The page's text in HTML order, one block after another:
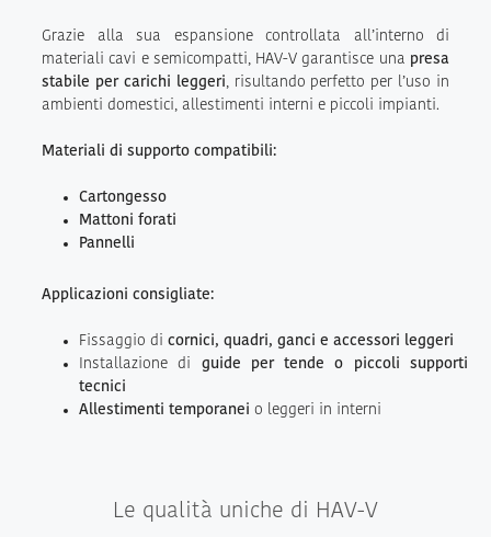
Grazie alla sua espansione controllata all’interno di
materiali cavi e semicompatti, HAV-V garantisce una presa
stabile per carichi leggeri, risultando perfetto per l’uso in
ambienti domestici, allestimenti interni e piccoli impianti.
Materiali di supporto compatibili:
Cartongesso
Mattoni forati
Pannelli
Applicazioni consigliate:
Fissaggio di cornici, quadri, ganci e accessori leggeri
Installazione di guide per tende o piccoli supporti
tecnici
Allestimenti temporanei o leggeri in interni
Le qualità uniche di HAV-V